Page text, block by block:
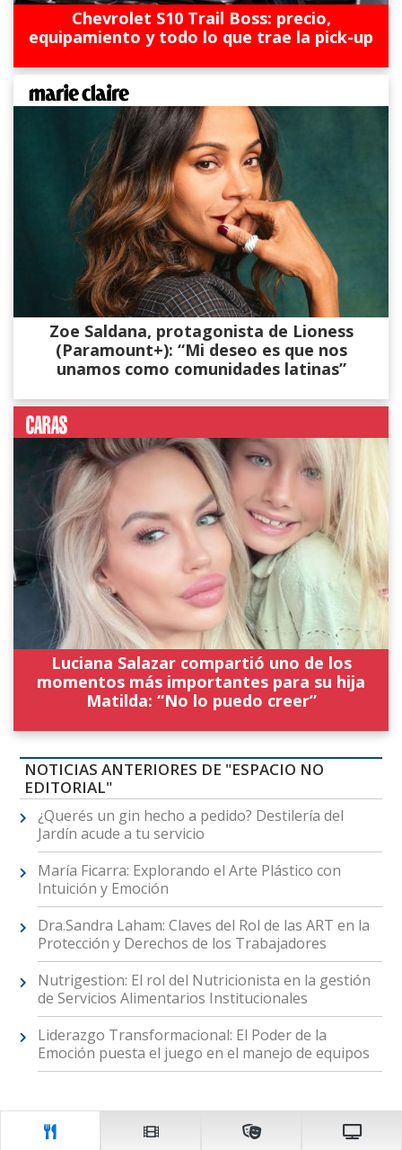
Chevrolet S10 Trail Boss: precio,
equipamiento y todo lo que trae la pick-up
Zoe Saldana, protagonista de Lioness
(Paramount+): “Mi deseo es que nos
unamos como comunidades latinas”
Luciana Salazar compartió uno de los
momentos más importantes para su hija
Matilda: “No lo puedo creer”
NOTICIAS ANTERIORES DE "ESPACIO NO
EDITORIAL"
¿Querés un gin hecho a pedido? Destilería del
Jardín acude a tu servicio
María Ficarra: Explorando el Arte Plástico con
Intuición y Emoción
Dra.Sandra Laham: Claves del Rol de las ART en la
Protección y Derechos de los Trabajadores
Nutrigestion: El rol del Nutricionista en la gestión
de Servicios Alimentarios Institucionales
Liderazgo Transformacional: El Poder de la
Emoción puesta el juego en el manejo de equipos